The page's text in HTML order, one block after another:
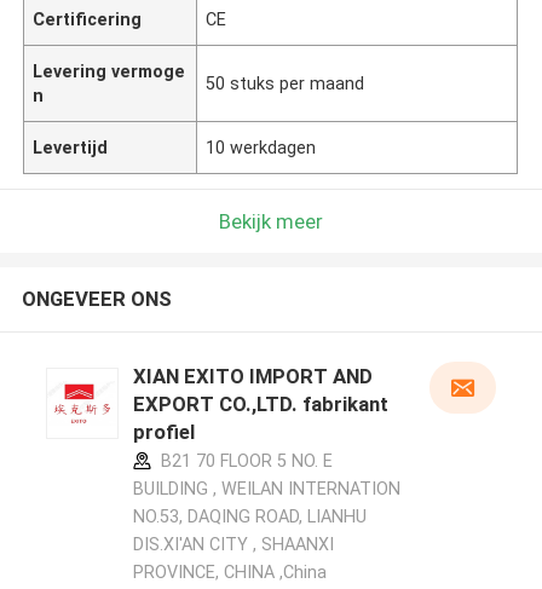
Certificering CE
Levering vermoge
n
50 stuks per maand
Levertijd 10 werkdagen
Bekijk meer
ONGEVEER ONS
XIAN EXITO IMPORT AND
EXPORT CO.,LTD. fabrikant
profiel
B21 70 FLOOR 5 NO. E
BUILDING , WEILAN INTERNATION
NO.53, DAQING ROAD, LIANHU
DIS.XI'AN CITY , SHAANXI
PROVINCE, CHINA ,China